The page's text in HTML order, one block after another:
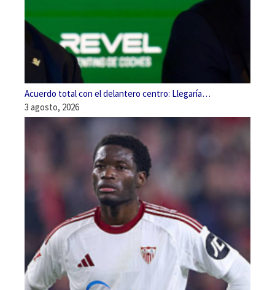
Acuerdo total con el delantero centro: Llegaría…
3 agosto, 2026